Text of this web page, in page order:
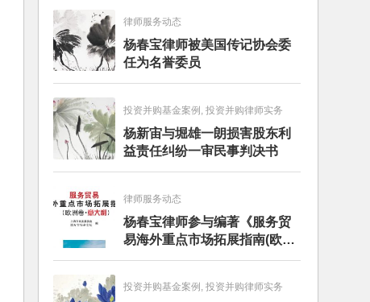
律师服务动态
杨春宝律师被美国传记协会委
任为名誉委员
投资并购基金案例, 投资并购律师实务
杨新宙与堀雄一朗损害股东利
益责任纠纷一审民事判决书
律师服务动态
杨春宝律师参与编著《服务贸
易海外重点市场拓展指南(欧洲
卷·意大利)》
投资并购基金案例, 投资并购律师实务